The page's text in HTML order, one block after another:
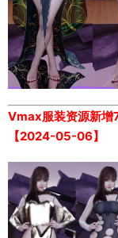
Vmax服装资源新增
【2024-05-06】